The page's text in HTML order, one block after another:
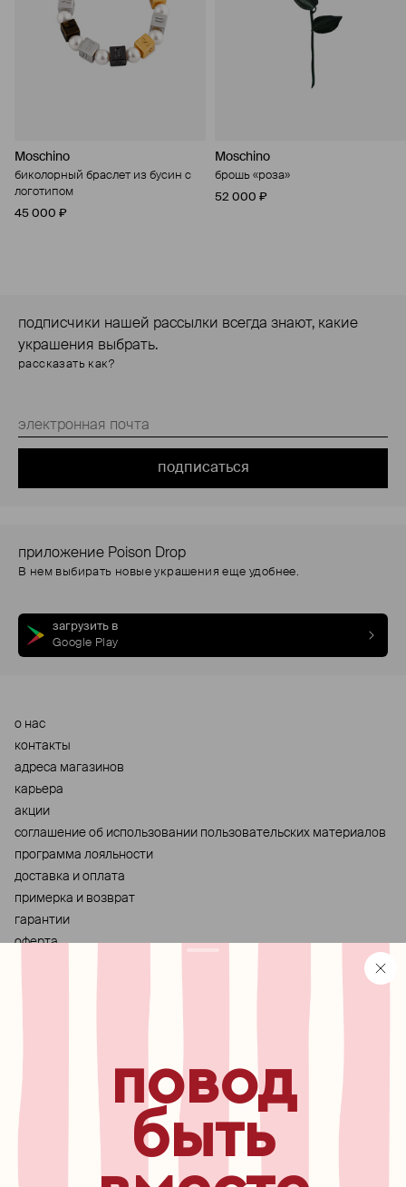
Moschino
биколорный браслет из бусин с
логотипом
45 000 ₽
Moschino
брошь «роза»
52 000 ₽
подписчики нашей рассылки всегда знают, какие
украшения выбрать.
рассказать как?
подписаться
приложение Poison Drop
В нем выбирать новые украшения еще удобнее.
загрузить в
Google Play
о нас
контакты
адреса магазинов
карьера
акции
cоглашение об использовании пользовательских материалов
программа лояльности
доставка и оплата
примерка и возврат
гарантии
оферта
узнавайте первыми о
новинках, специальных
мероприятиях, скидках иповод
быть